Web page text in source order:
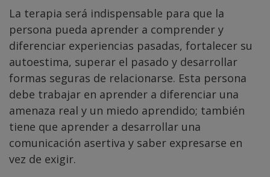
La terapia será indispensable para que la
persona pueda aprender a comprender y
diferenciar experiencias pasadas, fortalecer su
autoestima, superar el pasado y desarrollar
formas seguras de relacionarse. Esta persona
debe trabajar en aprender a diferenciar una
amenaza real y un miedo aprendido; también
tiene que aprender a desarrollar una
comunicación asertiva y saber expresarse en
vez de exigir.